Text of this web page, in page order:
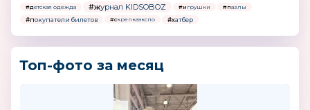
#детская одежда #журнал KIDSOBOZ #игрушки #пазлы
#покупатели билетов #скрепкаэкспо #хатбер
Топ-фото за месяц